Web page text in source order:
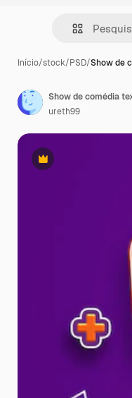
Início/stock/PSD/Show de
Premium
Show de comédia
ureth99